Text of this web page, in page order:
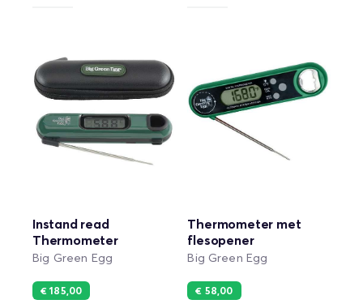
Instand read
Thermometer
Big Green Egg
€ 185,00
Thermometer met
flesopener
Big Green Egg
€ 58,00